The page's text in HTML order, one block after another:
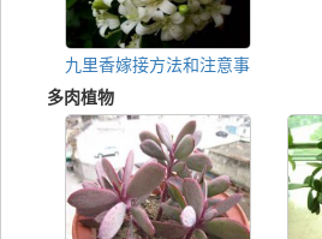
九里香嫁接方法和注意事
多肉植物